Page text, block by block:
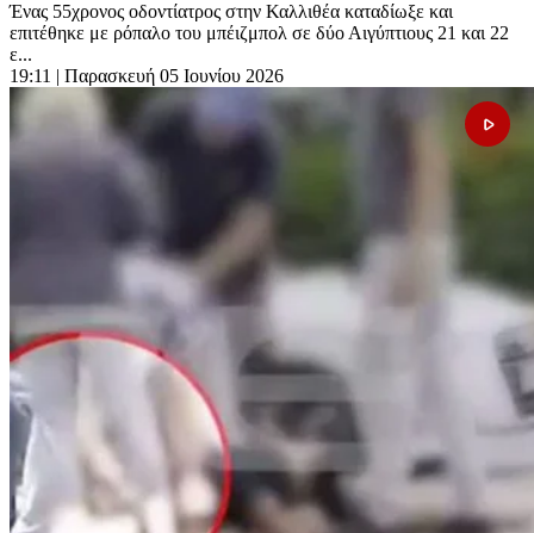
Ένας 55χρονος οδοντίατρος στην Καλλιθέα καταδίωξε και
επιτέθηκε με ρόπαλο του μπέιζμπολ σε δύο Αιγύπτιους 21 και 22
ε...
19:11 | Παρασκευή 05 Ιουνίου 2026